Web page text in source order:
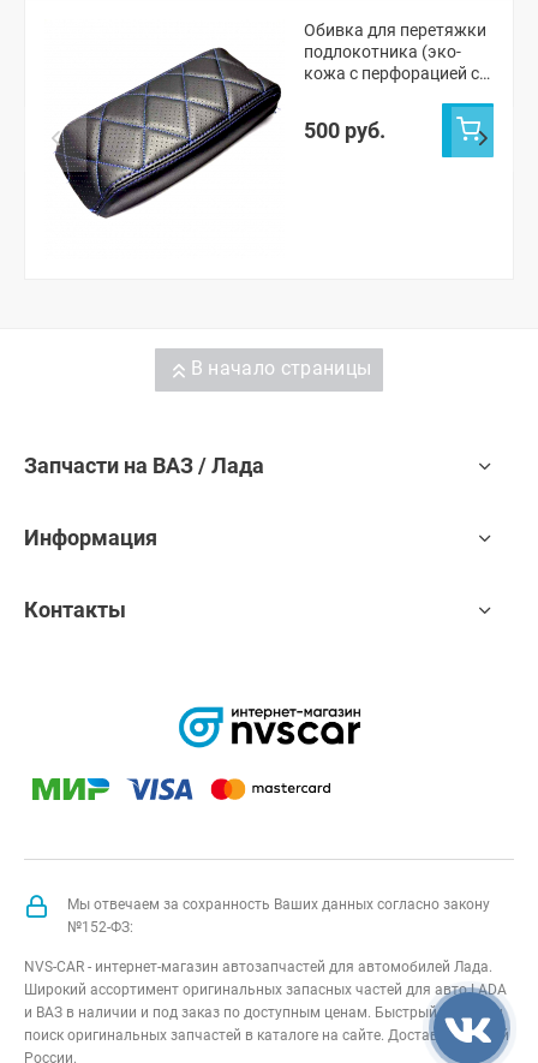
Обивка для перетяжки
подлокотника (эко-
кожа с перфорацией с
"Ромбы" Лада Приора
500 руб.
В начало страницы
Запчасти на ВАЗ / Лада
Информация
Контакты
Мы отвечаем за сохранность Ваших данных согласно закону
№152-ФЗ:
NVS-CAR - интернет-магазин автозапчастей для автомобилей Лада.
Широкий ассортимент оригинальных запасных частей для авто LADA
и ВАЗ в наличии и под заказ по доступным ценам. Быстрый подбор и
поиск оригинальных запчастей в каталоге на сайте. Доставка по всей
России.